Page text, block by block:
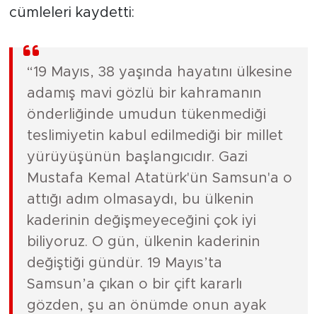
cümleleri kaydetti:
“19 Mayıs, 38 yaşında hayatını ülkesine
adamış mavi gözlü bir kahramanın
önderliğinde umudun tükenmediği
teslimiyetin kabul edilmediği bir millet
yürüyüşünün başlangıcıdır. Gazi
Mustafa Kemal Atatürk'ün Samsun'a o
attığı adım olmasaydı, bu ülkenin
kaderinin değişmeyeceğini çok iyi
biliyoruz. O gün, ülkenin kaderinin
değiştiği gündür. 19 Mayıs’ta
Samsun’a çıkan o bir çift kararlı
gözden, şu an önümde onun ayak